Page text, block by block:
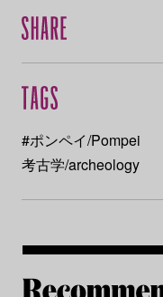
#ポンペイ/Pompei
考古学/archeology